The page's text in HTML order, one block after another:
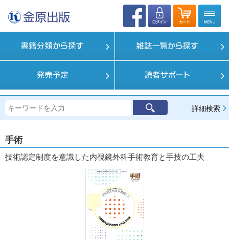
詳細検索
手術
技術認定制度を意識した内視鏡外科手術教育と手技の工夫